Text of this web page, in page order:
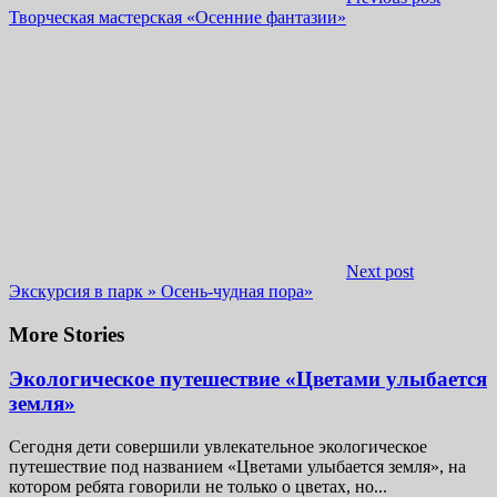
Творческая мастерская «Осенние фантазии»
Next post
Экскурсия в парк » Осень-чудная пора»
More Stories
Экологическое путешествие «Цветами улыбается
земля»
Сегодня дети совершили увлекательное экологическое
путешествие под названием «Цветами улыбается земля», на
котором ребята говорили не только о цветах, но...